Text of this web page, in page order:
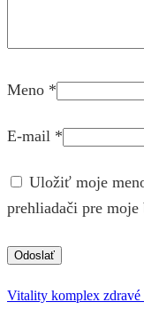
Meno *
E-mail *
Uložiť moje
prehliadači pre moje
Vitality komplex zdravé